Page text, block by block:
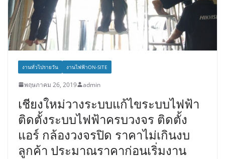
งานทั่วไปรายวัน งานไฟฟ้าON-SITE
พฤษภาคม 26, 2019 admin
เชียงใหม่วางระบบแก้ไขระบบไฟฟ้า
ติดตั้งระบบไฟฟ้าครบวงจร ติดตั้ง
แอร์ กล้องวงจรปิด ราคาไม่เกินงบ
ลูกค้า ประมาณราคาก่อนเริ่มงาน